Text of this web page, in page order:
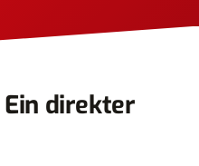
Ein direkter